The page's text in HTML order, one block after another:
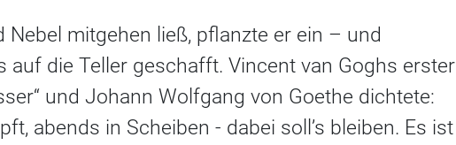
mitgehen ließ, pflanzte er ein – und
die Teller geschafft. Vincent van Goghs erster
und Johann Wolfgang von Goethe dichtete:
abends in Scheiben - dabei soll’s bleiben. Es ist